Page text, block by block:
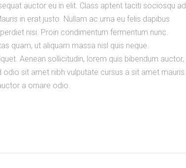
auctor eu in elit. Class aptent taciti sociosqu ad
in erat justo. Nullam ac urna eu felis dapibus
nisi. Proin condimentum fermentum nunc.
quam, ut aliquam massa nisl quis neque.
Aenean sollicitudin, lorem quis bibendum auctor,
sit amet nibh vulputate cursus a sit amet mauris.
a ornare odio.